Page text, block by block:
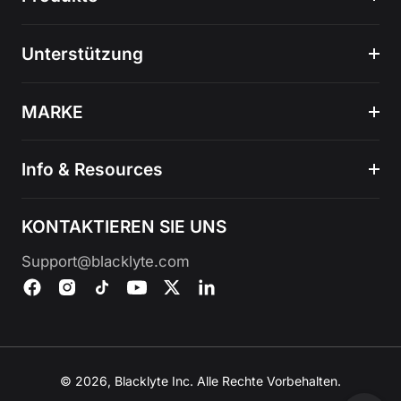
Unterstützung
MARKE
Info & Resources
KONTAKTIEREN SIE UNS
Support@blacklyte.com
© 2026, Blacklyte Inc. Alle Rechte Vorbehalten.